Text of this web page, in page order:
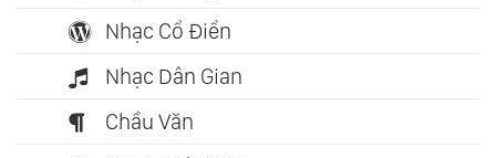
Nhạc Cổ Điển
Nhạc Dân Gian
Chầu Văn